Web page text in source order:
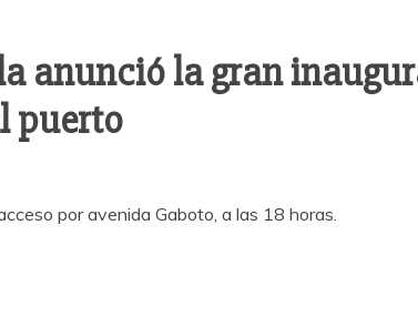
anunció la gran
puerto
por avenida Gaboto, a las 18 horas.